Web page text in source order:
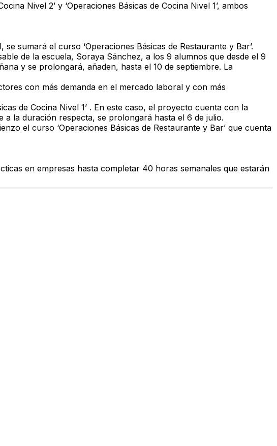
Nivel 2’ y ‘Operaciones Básicas de Cocina Nivel 1’, ambos
sumará el curso ‘Operaciones Básicas de Restaurante y Bar’.
de la escuela, Soraya Sánchez, a los 9 alumnos que desde el 9
y se prolongará, añaden, hasta el 10 de septiembre. La
con más demanda en el mercado laboral y con más
de Cocina Nivel 1’ . En este caso, el proyecto cuenta con la
la duración respecta, se prolongará hasta el 6 de julio.
el curso ‘Operaciones Básicas de Restaurante y Bar’ que cuenta
en empresas hasta completar 40 horas semanales que estarán